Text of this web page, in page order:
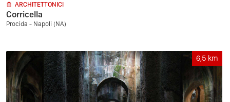
ARCHITETTONICI
Corricella
Procida - Napoli (NA)
6,5 km